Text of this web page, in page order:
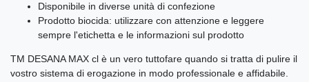
Disponibile in diverse unità di confezione
Prodotto biocida: utilizzare con attenzione e leggere
sempre l'etichetta e le informazioni sul prodotto
TM DESANA MAX cl è un vero tuttofare quando si tratta di pulire il
vostro sistema di erogazione in modo professionale e affidabile.